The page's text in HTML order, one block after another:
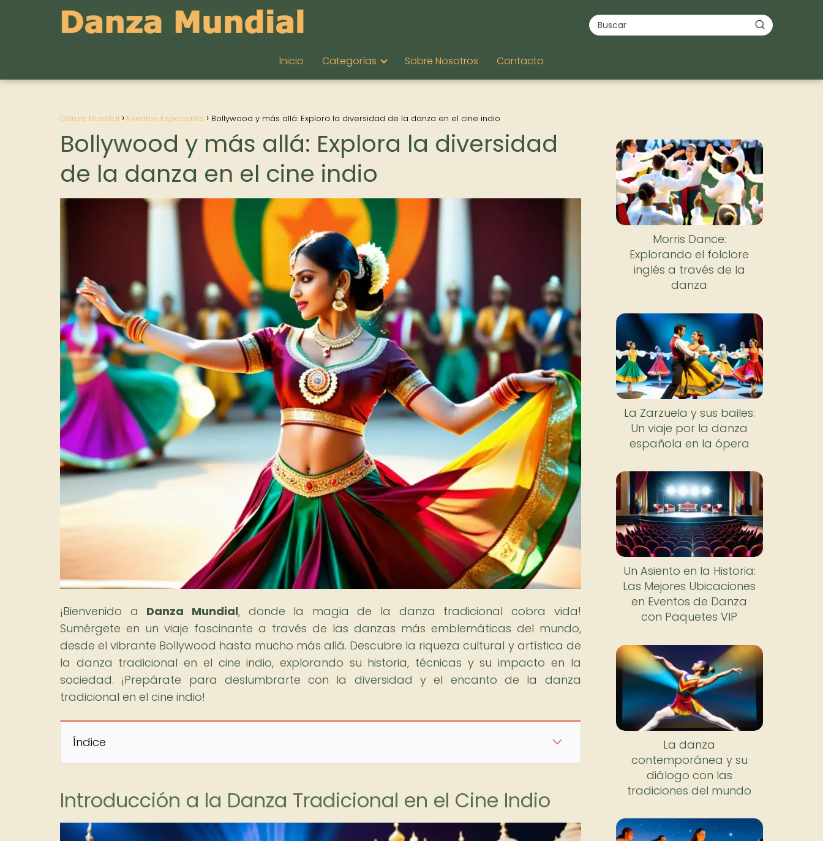
Inicio Categorías Sobre Nosotros Contacto
Danza Mundial Eventos Especiales Bollywood y más allá: Explora la diversidad de la danza en el cine indio
Bollywood y más allá: Explora la diversidad
de la danza en el cine indio
¡Bienvenido a Danza Mundial, donde la magia de la danza tradicional cobra vida!
Sumérgete en un viaje fascinante a través de las danzas más emblemáticas del mundo,
desde el vibrante Bollywood hasta mucho más allá. Descubre la riqueza cultural y artística de
la danza tradicional en el cine indio, explorando su historia, técnicas y su impacto en la
sociedad. ¡Prepárate para deslumbrarte con la diversidad y el encanto de la danza
tradicional en el cine indio!
Índice
Introducción a la Danza Tradicional en el Cine Indio
Morris Dance:
Explorando el folclore
inglés a través de la
danza
La Zarzuela y sus bailes:
Un viaje por la danza
española en la ópera
Un Asiento en la Historia:
Las Mejores Ubicaciones
en Eventos de Danza
con Paquetes VIP
La danza
contemporánea y su
diálogo con las
tradiciones del mundo